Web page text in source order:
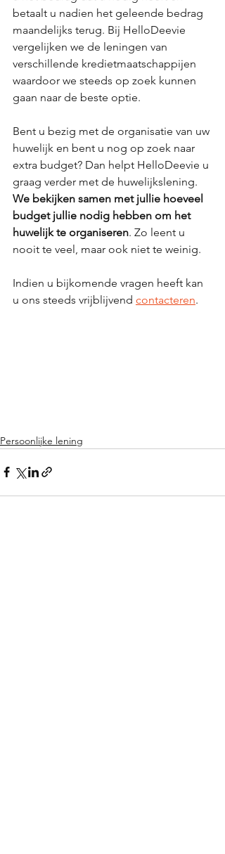
betaalt u nadien het geleende bedrag
maandelijks terug. Bij HelloDeevie
vergelijken we de leningen van
verschillende kredietmaatschappijen
waardoor we steeds op zoek kunnen
gaan naar de beste optie.
Bent u bezig met de organisatie van uw
huwelijk en bent u nog op zoek naar
extra budget? Dan helpt HelloDeevie u
graag verder met de huwelijkslening.
We bekijken samen met jullie hoeveel
budget jullie nodig hebben om het
huwelijk te organiseren. Zo leent u
nooit te veel, maar ook niet te weinig.
Indien u bijkomende vragen heeft kan
u ons steeds vrijblijvend contacteren.
Persoonlijke lening